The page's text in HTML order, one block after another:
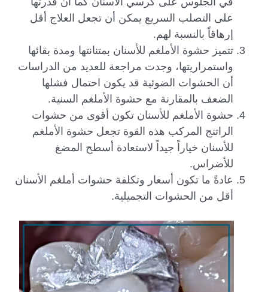
على التصلب السريع يمكن أن تجعل العلاج أقل
إرهاقاً بالنسبة لهم.
تتميز حشوة الأملغم للأسنان بمتنانتها ومدة بقائها
واستمراريتها، وجدت مراجعة للعديد من الدراسات
أن الحشوات الضوئية قد يكون احتمال فشلها
الضعف بالمقارنة مع حشوة الأملغم السنية.
حشوة الأملغم للأسنان تكون أقوى من حشوات
الراتنج المركب هذه القوة تجعل حشوة الأملغم
للأسنان خياراً جيداً لاستعادة أسطح المضغ
للأضراس.
عادةً ما تكون أسعار وتكلفة حشوات أملغم الأسنان
أقل من الحشوات التجميلية.